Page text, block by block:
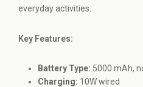
everyday activities.
Key Features:
Battery Type: 5000 mAh,
Charging: 10W wired